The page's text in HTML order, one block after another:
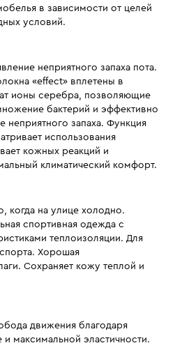
в зависимости от целей
условий.
неприятного запаха пота.
«effect» вплетены в
ионы серебра, позволяющие
бактерий и эффективно
неприятного запаха. Функция
использования
кожных реакций и
климатический комфорт.
когда на улице холодно.
спортивная одежда с
теплоизоляции. Для
Хорошая
Сохраняет кожу теплой и
движения благодаря
максимальной эластичности.